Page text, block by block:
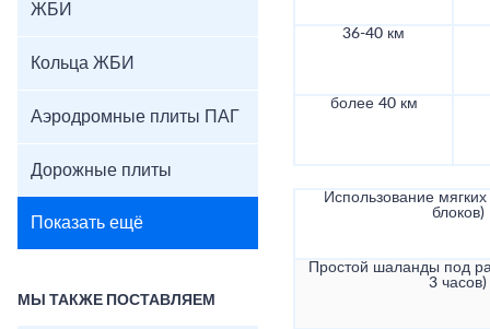
ЖБИ
Кольца ЖБИ
Аэродромные плиты ПАГ
Дорожные плиты
Показать ещё
МЫ ТАКЖЕ ПОСТАВЛЯЕМ
36-40 км
более 40 км
Использование
блоков)
Простой шаланды под
3 часов)